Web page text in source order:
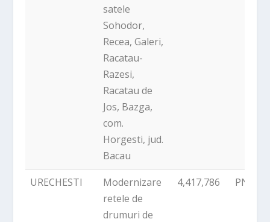
satele
Sohodor,
Recea, Galeri,
Racatau-
Razesi,
Racatau de
Jos, Bazga,
com.
Horgesti, jud.
Bacau
URECHESTI
Modernizare
retele de
drumuri de
4,417,786 PNDR